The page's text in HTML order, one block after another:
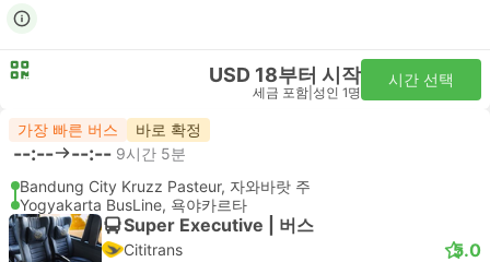
USD 18부터 시작
세금 포함 성인 1명
시간 선택
가장 빠른 버스 바로 확정
--:-- --:-- 9시간 5분
Bandung City Kruzz Pasteur, 자와바랏 주
Yogyakarta BusLine, 욕야카르타
Super Executive | 버스
Cititrans 5.0